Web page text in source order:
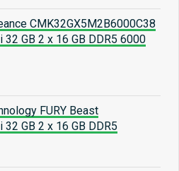
CMK32GX5M2B6000C38
GB 2 x 16 GB DDR5 6000
FURY Beast
GB 2 x 16 GB DDR5